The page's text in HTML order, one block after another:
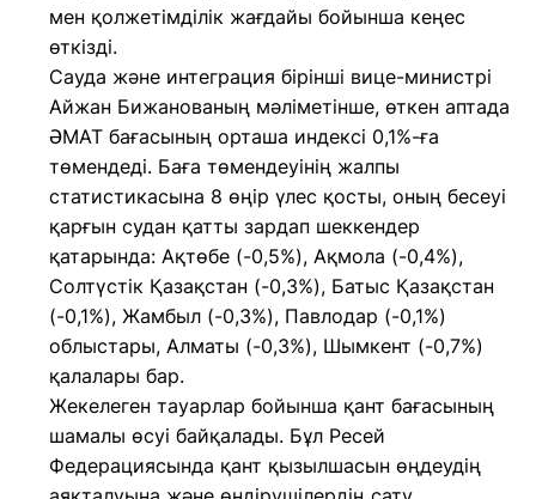
мен қолжетімділік жағдайы бойынша кеңес
өткізді.
Сауда және интеграция бірінші вице-министрі
Айжан Бижанованың мәліметінше, өткен аптада
ӘМАТ бағасының орташа индексі 0,1%-ға
төмендеді. Баға төмендеуінің жалпы
статистикасына 8 өңір үлес қосты, оның бесеуі
қарғын судан қатты зардап шеккендер
қатарында: Ақтөбе (-0,5%), Ақмола (-0,4%),
Солтүстік Қазақстан (-0,3%), Батыс Қазақстан
(-0,1%), Жамбыл (-0,3%), Павлодар (-0,1%)
облыстары, Алматы (-0,3%), Шымкент (-0,7%)
қалалары бар.
Жекелеген тауарлар бойынша қант бағасының
шамалы өсуі байқалады. Бұл Ресей
Федерациясында қант қызылшасын өңдеудің